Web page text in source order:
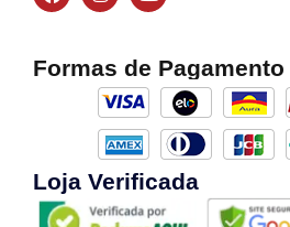
Formas de Pagamento
Loja Verificada